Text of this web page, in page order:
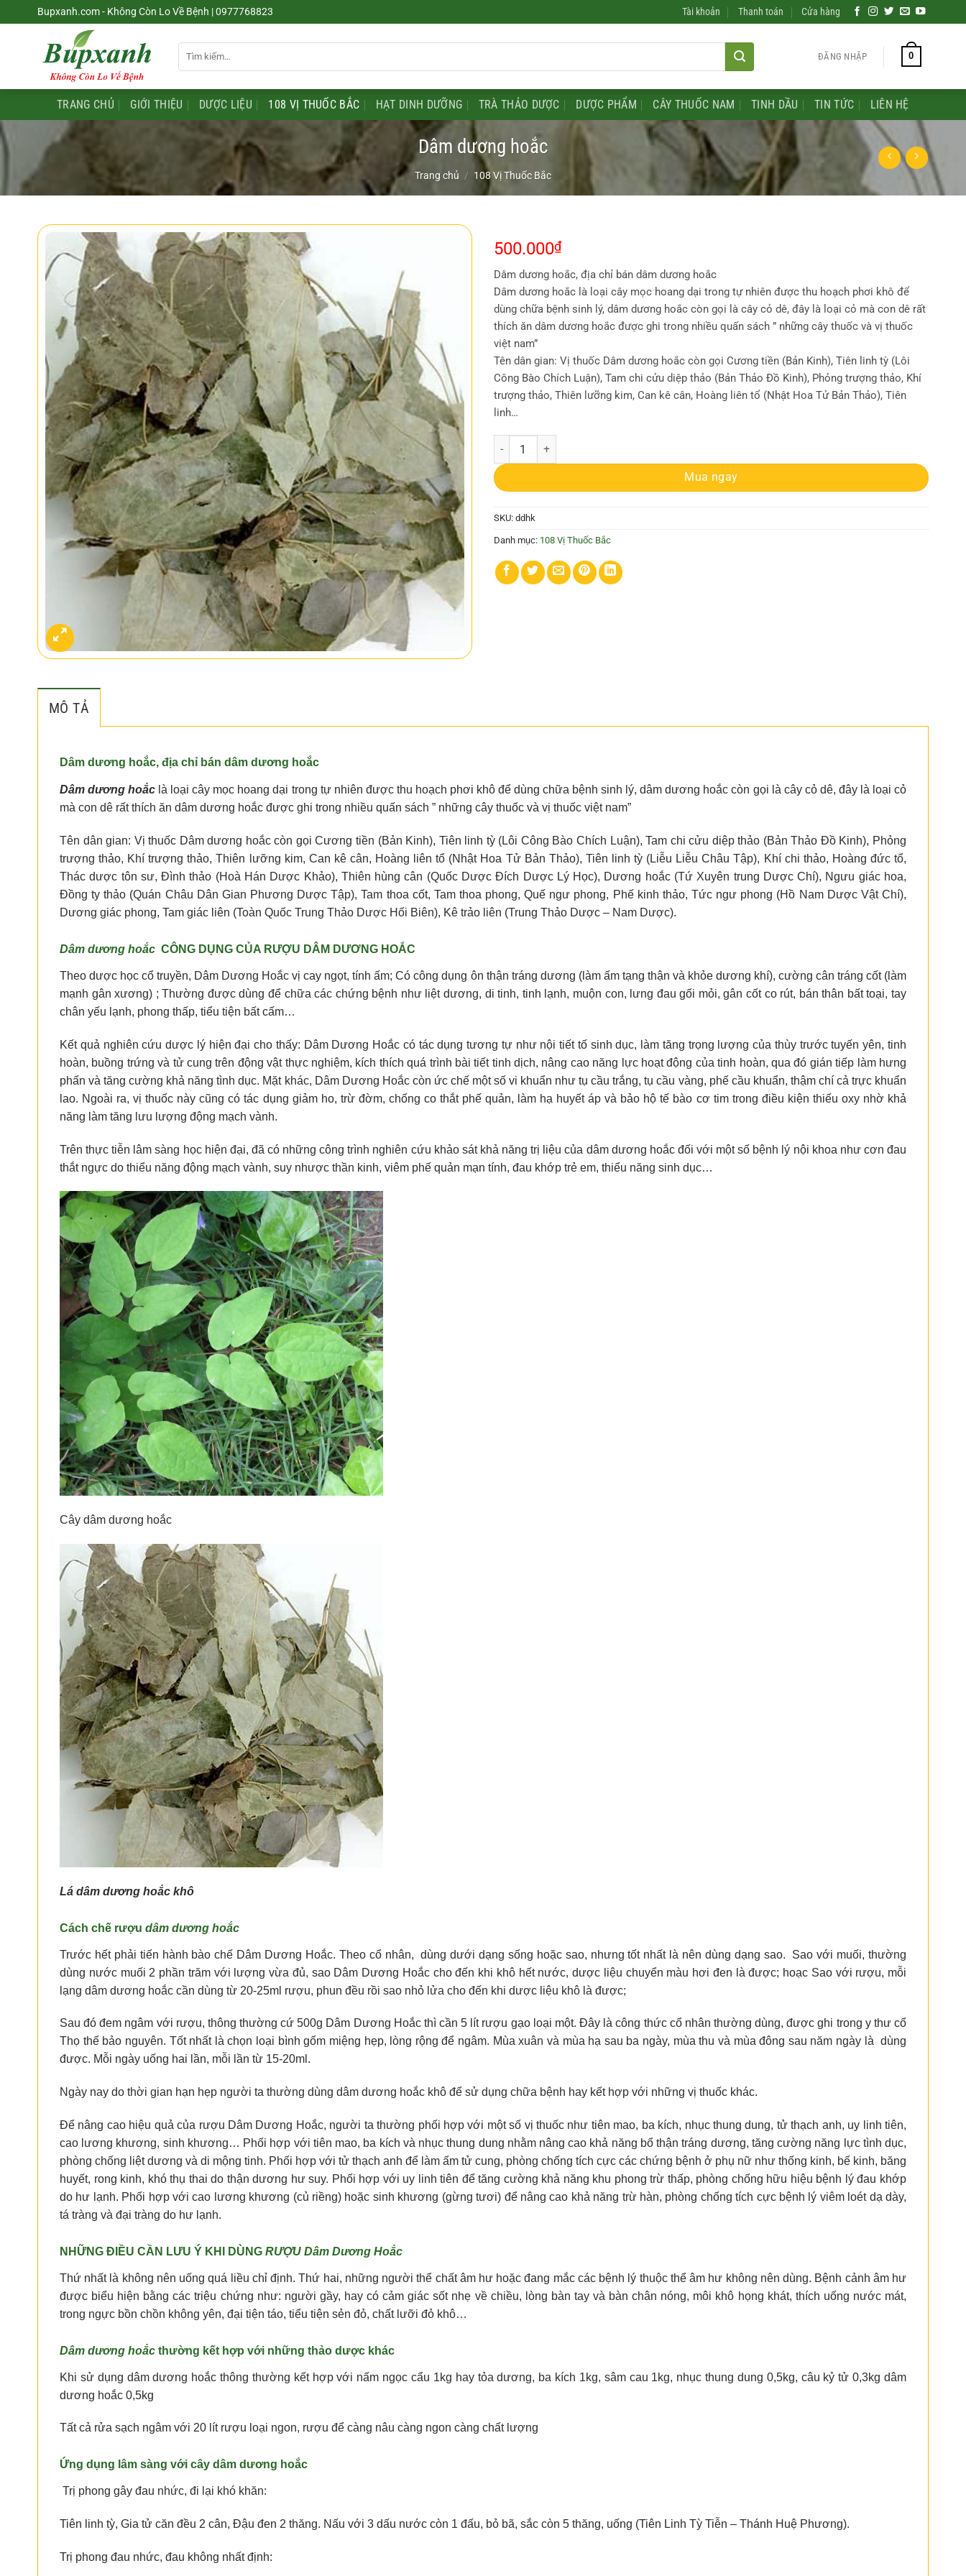
đến
Bupxanh.com - Không Còn Lo Về Bệnh | 0977768823 Tài khoản Thanh toán Cửa hàng
kiếm:
ĐĂNG NHẬP 0
TRANG CHỦ GIỚI THIỆU DƯỢC LIỆU 108 VỊ THUỐC BẮC HẠT DINH DƯỠNG TRÀ THẢO DƯỢC DƯỢC PHẨM CÂY THUỐC NAM TINH DẦU TIN TỨC LIÊN HỆ
Dâm dương hoắc
Trang chủ / 108 Vị Thuốc Bắc
500.000₫
Dâm dương hoắc, địa chỉ bán dâm dương hoắc
Dâm dương hoắc là loại cây mọc hoang dại trong tự nhiên được thu hoạch phơi khô để
dùng chữa bệnh sinh lý, dâm dương hoắc còn gọi là cây cỏ dê, đây là loại cỏ mà con dê rất
thích ăn dâm dương hoắc được ghi trong nhiều quấn sách ” những cây thuốc và vị thuốc
việt nam”
Tên dân gian: Vị thuốc Dâm dương hoắc còn gọi Cương tiền (Bản Kinh), Tiên linh tỳ (Lôi
Công Bào Chích Luận), Tam chi cửu diệp thảo (Bản Thảo Đồ Kinh), Phỏng trượng thảo, Khí
trượng thảo, Thiên lưỡng kim, Can kê cân, Hoàng liên tổ (Nhật Hoa Tử Bản Thảo), Tiên
linh…
Dâm dương hoắc số lượng
Mua ngay
SKU: ddhk
Danh mục: 108 Vị Thuốc Bắc
MÔ TẢ
Dâm dương hoắc, địa chỉ bán dâm dương hoắc
Dâm dương hoắc là loại cây mọc hoang dại trong tự nhiên được thu hoạch phơi khô để dùng chữa bệnh sinh lý, dâm dương hoắc còn gọi là cây cỏ dê, đây là loại cỏ
mà con dê rất thích ăn dâm dương hoắc được ghi trong nhiều quấn sách ” những cây thuốc và vị thuốc việt nam”
Tên dân gian: Vị thuốc Dâm dương hoắc còn gọi Cương tiền (Bản Kinh), Tiên linh tỳ (Lôi Công Bào Chích Luận), Tam chi cửu diệp thảo (Bản Thảo Đồ Kinh), Phỏng
trượng thảo, Khí trượng thảo, Thiên lưỡng kim, Can kê cân, Hoàng liên tổ (Nhật Hoa Tử Bản Thảo), Tiên linh tỳ (Liễu Liễu Châu Tập), Khí chi thảo, Hoàng đức tổ,
Thác dược tôn sư, Đình thảo (Hoà Hán Dược Khảo), Thiên hùng cân (Quốc Dược Đích Dược Lý Học), Dương hoắc (Tứ Xuyên trung Dược Chí), Ngưu giác hoa,
Đồng ty thảo (Quán Châu Dân Gian Phương Dược Tập), Tam thoa cốt, Tam thoa phong, Quế ngư phong, Phế kinh thảo, Tức ngư phong (Hồ Nam Dược Vật Chí),
Dương giác phong, Tam giác liên (Toàn Quốc Trung Thảo Dược Hối Biên), Kê trảo liên (Trung Thảo Dược – Nam Dược).
Dâm dương hoắc CÔNG DỤNG CỦA RƯỢU DÂM DƯƠNG HOẮC
Theo dược học cổ truyền, Dâm Dương Hoắc vị cay ngọt, tính ấm; Có công dụng ôn thận tráng dương (làm ấm tạng thận và khỏe dương khí), cường cân tráng cốt (làm
mạnh gân xương) ; Thường được dùng để chữa các chứng bệnh như liệt dương, di tinh, tinh lạnh, muộn con, lưng đau gối mỏi, gân cốt co rút, bán thân bất toại, tay
chân yếu lạnh, phong thấp, tiểu tiện bất cấm…
Kết quả nghiên cứu dược lý hiện đại cho thấy: Dâm Dương Hoắc có tác dụng tương tự như nội tiết tố sinh dục, làm tăng trọng lượng của thùy trước tuyến yên, tinh
hoàn, buồng trứng và tử cung trên động vật thực nghiệm, kích thích quá trình bài tiết tinh dịch, nâng cao năng lực hoạt động của tinh hoàn, qua đó gián tiếp làm hưng
phấn và tăng cường khả năng tình dục. Mặt khác, Dâm Dương Hoắc còn ức chế một số vi khuẩn như tụ cầu trắng, tụ cầu vàng, phế cầu khuẩn, thậm chí cả trực khuẩn
lao. Ngoài ra, vị thuốc này cũng có tác dụng giảm ho, trừ đờm, chống co thắt phế quản, làm hạ huyết áp và bảo hộ tế bào cơ tim trong điều kiện thiếu oxy nhờ khả
năng làm tăng lưu lượng động mạch vành.
Trên thực tiễn lâm sàng học hiện đại, đã có những công trình nghiên cứu khảo sát khả năng trị liệu của dâm dương hoắc đối với một số bệnh lý nội khoa như cơn đau
thắt ngực do thiểu năng động mạch vành, suy nhược thần kinh, viêm phế quản mạn tính, đau khớp trẻ em, thiểu năng sinh dục…
Cây dâm dương hoắc
Lá dâm dương hoắc khô
Cách chế rượu dâm dương hoắc
Trước hết phải tiến hành bào chế Dâm Dương Hoắc. Theo cổ nhân, dùng dưới dạng sống hoặc sao, nhưng tốt nhất là nên dùng dạng sao. Sao với muối, thường
dùng nước muối 2 phần trăm với lượng vừa đủ, sao Dâm Dương Hoắc cho đến khi khô hết nước, dược liệu chuyển màu hơi đen là được; hoạc Sao với rượu, mỗi
lạng dâm dương hoắc cần dùng từ 20-25ml rượu, phun đều rồi sao nhỏ lửa cho đến khi dược liệu khô là được;
Sau đó đem ngâm với rượu, thông thường cứ 500g Dâm Dương Hoắc thì cần 5 lít rượu gạo loại một. Ðây là công thức cổ nhân thường dùng, được ghi trong y thư cổ
Thọ thế bảo nguyên. Tốt nhất là chọn loại bình gốm miệng hẹp, lòng rộng để ngâm. Mùa xuân và mùa hạ sau ba ngày, mùa thu và mùa đông sau năm ngày là dùng
được. Mỗi ngày uống hai lần, mỗi lần từ 15-20ml.
Ngày nay do thời gian hạn hẹp người ta thường dùng dâm dương hoắc khô để sử dụng chữa bệnh hay kết hợp với những vị thuốc khác.
Ðể nâng cao hiệu quả của rượu Dâm Dương Hoắc, người ta thường phối hợp với một số vị thuốc như tiên mao, ba kích, nhục thung dung, tử thạch anh, uy linh tiên,
cao lương khương, sinh khương… Phối hợp với tiên mao, ba kích và nhục thung dung nhằm nâng cao khả năng bổ thận tráng dương, tăng cường năng lực tình dục,
phòng chống liệt dương và di mộng tinh. Phối hợp với tử thạch anh để làm ấm tử cung, phòng chống tích cực các chứng bệnh ở phụ nữ như thống kinh, bế kinh, băng
huyết, rong kinh, khó thụ thai do thận dương hư suy. Phối hợp với uy linh tiên để tăng cường khả năng khu phong trừ thấp, phòng chống hữu hiệu bệnh lý đau khớp
do hư lạnh. Phối hợp với cao lương khương (củ riềng) hoặc sinh khương (gừng tươi) để nâng cao khả năng trừ hàn, phòng chống tích cực bệnh lý viêm loét dạ dày,
tá tràng và đại tràng do hư lạnh.
NHỮNG ÐIỀU CẦN LƯU Ý KHI DÙNG RƯỢU Dâm Dương Hoắc
Thứ nhất là không nên uống quá liều chỉ định. Thứ hai, những người thể chất âm hư hoặc đang mắc các bệnh lý thuộc thể âm hư không nên dùng. Bệnh cảnh âm hư
được biểu hiện bằng các triệu chứng như: người gầy, hay có cảm giác sốt nhẹ về chiều, lòng bàn tay và bàn chân nóng, môi khô họng khát, thích uống nước mát,
trong ngực bồn chồn không yên, đại tiện táo, tiểu tiện sẻn đỏ, chất lưỡi đỏ khô…
Dâm dương hoắc thường kết hợp với những thảo dược khác
Khi sử dụng dâm dương hoắc thông thường kết hợp với nấm ngọc cẩu 1kg hay tỏa dương, ba kích 1kg, sâm cau 1kg, nhục thung dung 0,5kg, câu kỷ tử 0,3kg dâm
dương hoắc 0,5kg
Tất cả rửa sạch ngâm với 20 lít rượu loại ngon, rượu để càng nâu càng ngon càng chất lượng
Ứng dụng lâm sàng với cây dâm dương hoắc
Trị phong gây đau nhức, đi lại khó khăn:
Tiên linh tỳ, Gia tử căn đều 2 cân, Đậu đen 2 thăng. Nấu với 3 dấu nước còn 1 đấu, bỏ bã, sắc còn 5 thăng, uống (Tiên Linh Tỳ Tiễn – Thánh Huệ Phương).
Trị phong đau nhức, đau không nhất định: